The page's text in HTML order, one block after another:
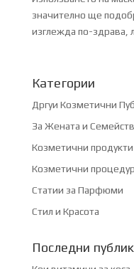
значително ще
изглежда по-здрава,
Категории
Дргуи Козметични
За Жената и
Козметични продукти
Козметични
Статии за Парфюми
Стил и Красота
Последни